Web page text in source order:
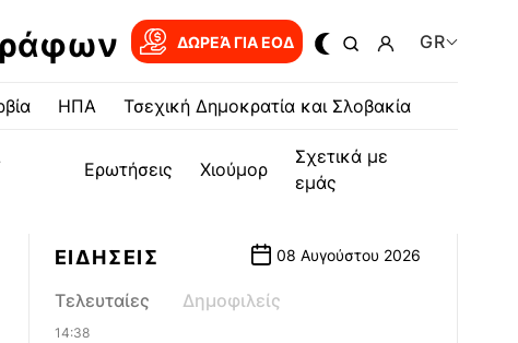
ΔΩΡΕΆ ΓΙΑ EOΔ GR
ΗΠΑ Τσεχική Δημοκρατία και Σλοβακία
Ερωτήσεις Χιούμορ
Σχετικά με
εμάς
ΕΙΔΗΣΕΙΣ 08 Αυγούστου 2026
Τελευταίες Δημοφιλείς
14:38